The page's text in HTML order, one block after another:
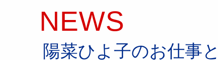
NEWS
陽菜ひよ子のお仕事